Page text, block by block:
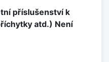
příslušenství k
atd.) Není